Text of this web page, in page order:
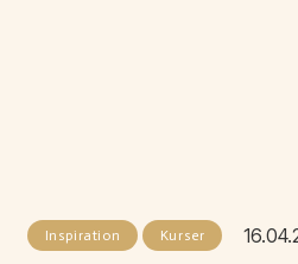
Inspiration Kurser